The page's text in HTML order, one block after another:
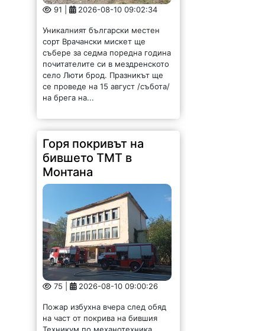
Уникалният български местен
сорт Врачански мискет ще
събере за седма поредна година
почитателите си в мездренското
село Люти брод. Празникът ще
се проведе на 15 август /събота/
на брега на...
Горя покривът на
бившето ТМТ в
Монтана
75 | 2026-08-10 09:00:26
Пожар избухна вчера след обяд
на част от покрива на бившия
Техникум по механотехника
„Юри Гагарин“ в Монтана.